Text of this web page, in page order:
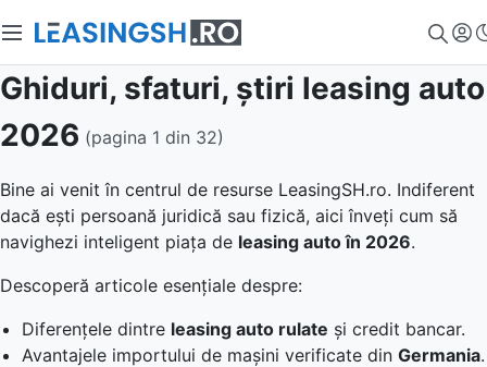
Ghiduri, sfaturi, știri leasing auto
2026 (pagina 1 din 32)
Bine ai venit în centrul de resurse LeasingSH.ro. Indiferent
dacă ești persoană juridică sau fizică, aici înveți cum să
navighezi inteligent piața de leasing auto în 2026.
Descoperă articole esențiale despre:
Diferențele dintre leasing auto rulate și credit bancar.
Avantajele importului de mașini verificate din Germania.